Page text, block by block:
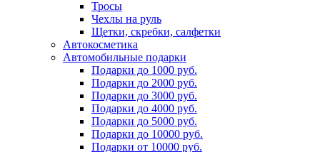
Тросы
Чехлы на руль
Щетки, скребки, салфетки
Автокосметика
Автомобильные подарки
Подарки до 1000 руб.
Подарки до 2000 руб.
Подарки до 3000 руб.
Подарки до 4000 руб.
Подарки до 5000 руб.
Подарки до 10000 руб.
Подарки от 10000 руб.